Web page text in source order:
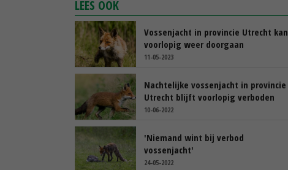
LEES OOK
Vossenjacht in provincie Utrecht kan
voorlopig weer doorgaan
11-05-2023
Nachtelijke vossenjacht in provincie
Utrecht blijft voorlopig verboden
10-06-2022
'Niemand wint bij verbod
vossenjacht'
24-05-2022